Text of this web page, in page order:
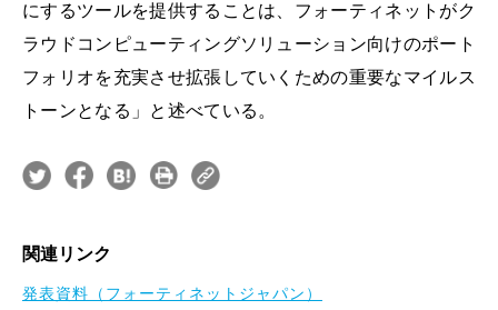
にするツールを提供することは、フォーティネットがク
ラウドコンピューティングソリューション向けのポート
フォリオを充実させ拡張していくための重要なマイルス
トーンとなる」と述べている。
関連リンク
発表資料（フォーティネットジャパン）